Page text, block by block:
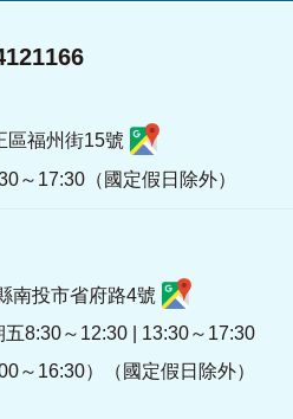
區福州街15號
～17:30（國定假日除外）
南投市省府路4號
8:30～12:30 | 13:30～17:30
～16:30）（國定假日除外）